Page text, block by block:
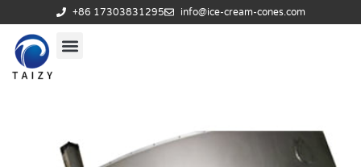
+86 17303831295 info@ice-cream-cones.com